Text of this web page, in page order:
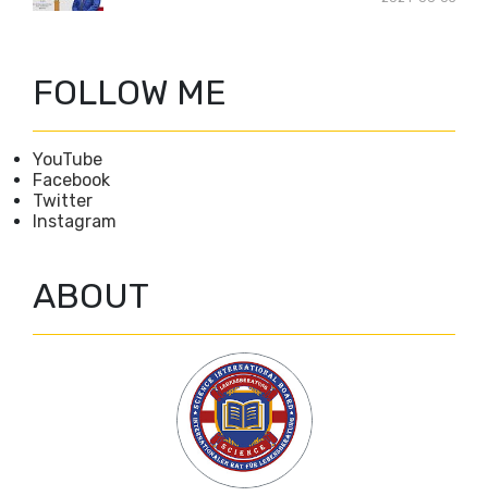
FOLLOW ME
YouTube
Facebook
Twitter
Instagram
ABOUT